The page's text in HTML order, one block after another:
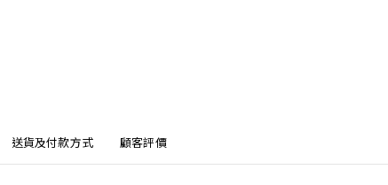
送貨及付款方式 顧客評價